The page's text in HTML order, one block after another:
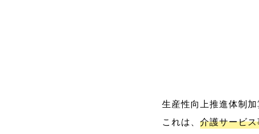
生産性向上推進体制
これは、 介護サービ